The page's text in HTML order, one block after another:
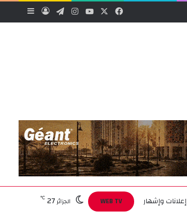
فيسبوك ‫YouTubeانستقرامتيلقرامتسجيل الدخول
إعلانات وإشهار WEB TV الجزائر27
℃